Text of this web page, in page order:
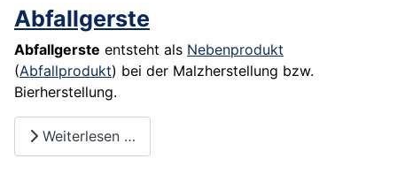
Abfallgerste
Abfallgerste entsteht als Nebenprodukt
(Abfallprodukt) bei der Malzherstellung bzw.
Bierherstellung.
Weiterlesen …